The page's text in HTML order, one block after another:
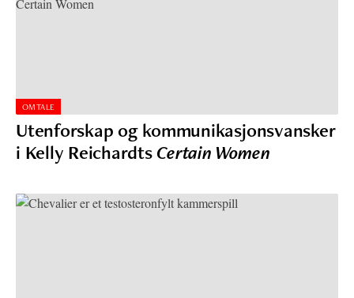
OMTALE
Utenforskap og kommunikasjonsvansker
i Kelly ReichardtsCertain Women